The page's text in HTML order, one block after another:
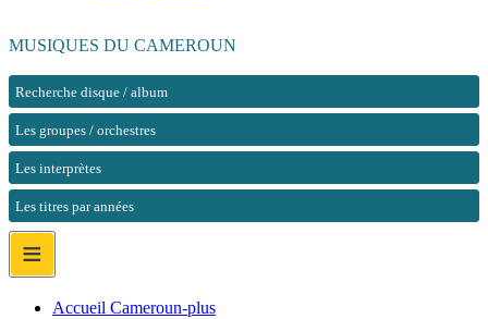
MUSIQUES DU CAMEROUN
Recherche disque / album
Les groupes / orchestres
Les interprètes
Les titres par années
≡
Accueil Cameroun-plus